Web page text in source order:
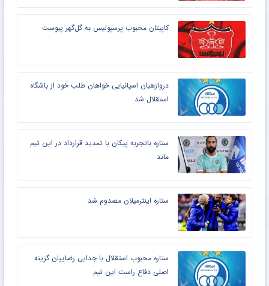
کاپیتان محبوب پرسپولیس به گل‌گهر پیوست
دروازهبان اسپانیایی خواهان طلب خود از باشگاه
استقلال شد
ستاره باتجربه پیکان با تمدید قرارداد در این تیم
ماند
ستاره اینترمیلان مصدوم شد
ستاره محبوب استقلال با جدایی رضاییان گزینه
اصلی دفاع راست این تیم